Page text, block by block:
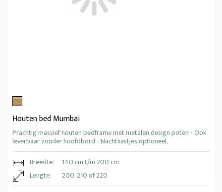
Houten bed Mumbai
Prachtig massief houten bedframe met metalen design poten - Ook
leverbaar zonder hoofdbord - Nachtkastjes optioneel.
Breedte:
140 cm t/m 200 cm
Lengte:
200, 210 of 220